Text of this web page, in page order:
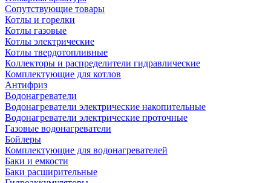
Сопутствующие товары
Котлы и горелки
Котлы газовые
Котлы электрические
Котлы твердотопливные
Коллекторы и распределители гидравлические
Комплектующие для котлов
Антифриз
Водонагреватели
Водонагреватели электрические накопительные
Водонагреватели электрические проточные
Газовые водонагреватели
Бойлеры
Комплектующие для водонагревателей
Баки и емкости
Баки расширительные